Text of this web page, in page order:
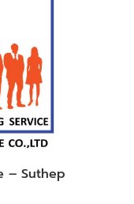
– Suthep